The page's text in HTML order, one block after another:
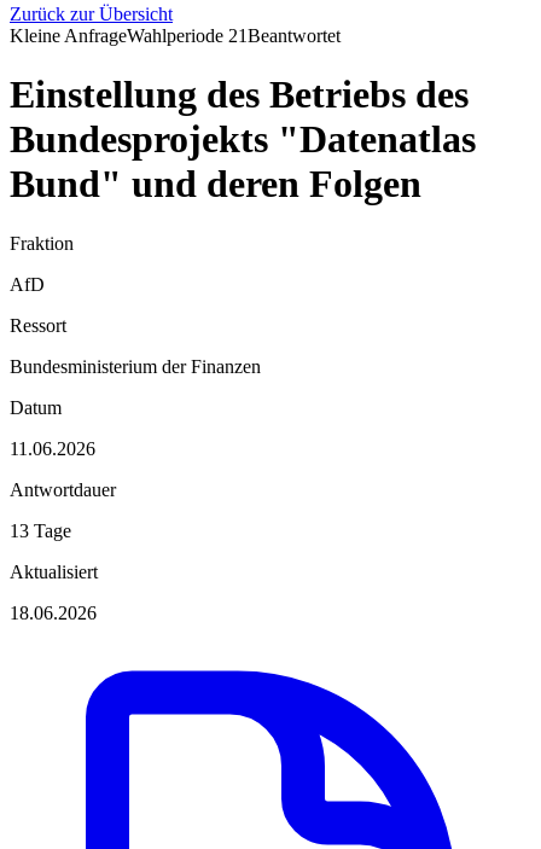
Zurück zur Übersicht
Kleine AnfrageWahlperiode 21Beantwortet
Einstellung des Betriebs des
Bundesprojekts "Datenatlas
Bund" und deren Folgen
Fraktion
AfD
Ressort
Bundesministerium der Finanzen
Datum
11.06.2026
Antwortdauer
13 Tage
Aktualisiert
18.06.2026